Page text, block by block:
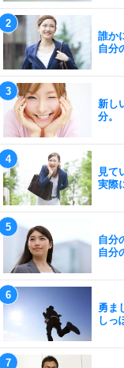
誰か
自分
新し
分。
見て
実際
自分
自分
勇ま
しっ